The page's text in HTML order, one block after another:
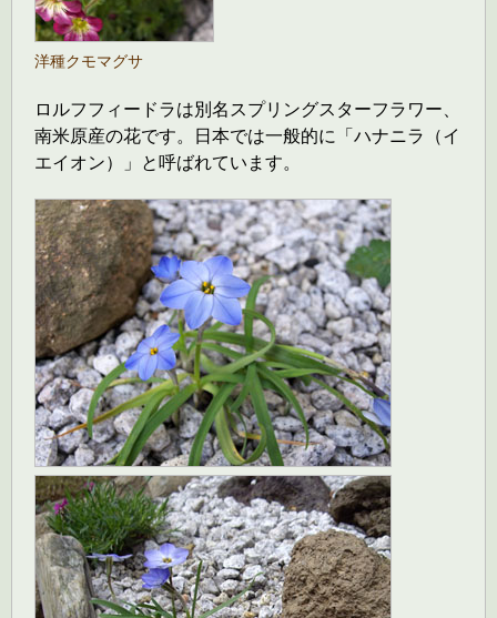
洋種クモマグサ
ロルフフィードラは別名スプリングスターフラワー、
南米原産の花です。日本では一般的に「ハナニラ（イ
エイオン）」と呼ばれています。